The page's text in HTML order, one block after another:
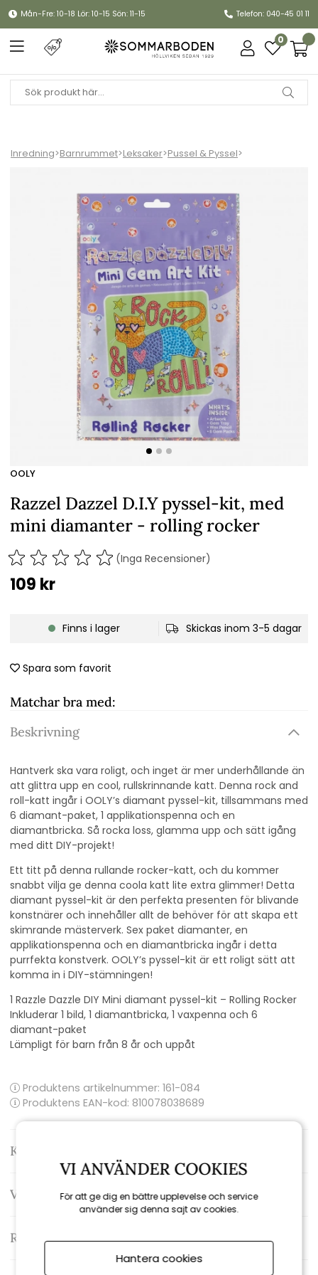
Mån-Fre: 10-18 Lör: 10-15 Sön: 11-15 Telefon: 040-45 01 11
0
Inredning>Barnrummet>Leksaker>Pussel & Pyssel>
OOLY
Razzel Dazzel D.I.Y pyssel-kit, med
mini diamanter - rolling rocker
(Inga Recensioner)
109 kr
Finns i lager Skickas inom 3-5 dagar
Spara som favorit
Matchar bra med:
Beskrivning
Hantverk ska vara roligt, och inget är mer underhållande än
att glittra upp en cool, rullskrinnande katt. Denna rock and
roll-katt ingår i OOLY’s diamant pyssel-kit, tillsammans med
6 diamant-paket, 1 applikationspenna och en
diamantbricka. Så rocka loss, glamma upp och sätt igång
med ditt DIY-projekt!
Ett titt på denna rullande rocker-katt, och du kommer
snabbt vilja ge denna coola katt lite extra glimmer! Detta
diamant pyssel-kit är den perfekta presenten för blivande
konstnärer och innehåller allt de behöver för att skapa ett
skimrande mästerverk. Sex paket diamanter, en
applikationspenna och en diamantbricka ingår i detta
purrfekta konstverk. OOLY’s pyssel-kit är ett roligt sätt att
komma in i DIY-stämningen!
1 Razzle Dazzle DIY Mini diamant pyssel-kit – Rolling Rocker
Inkluderar 1 bild, 1 diamantbricka, 1 vaxpenna och 6
diamant-paket
Lämpligt för barn från 8 år och uppåt
Produktens artikelnummer: 161-084
Produktens EAN-kod: 810078038689
Kontakta oss
Varumärke: Ooly
Recensioner
VI ANVÄNDER COOKIES
För att ge dig en bättre upplevelse och service
använder sig denna sajt av cookies.
Hantera cookies